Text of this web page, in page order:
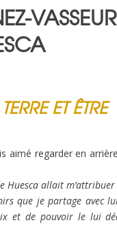
VASSEUR
ET ÊTRE
aimé regarder en
Huesca allait
que je partage avec
et de pouvoir le lui